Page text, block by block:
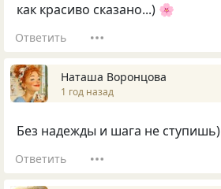
как красиво сказано...) 🌸
Ответить
Наташа Воронцова
1 год назад
Без надежды и шага не ступишь)
Ответить